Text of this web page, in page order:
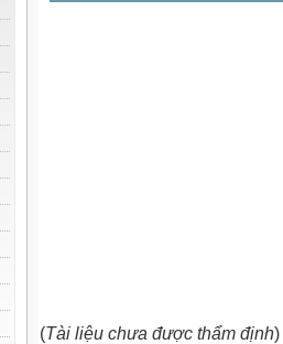
(Tài liệu chưa được thẩm định)